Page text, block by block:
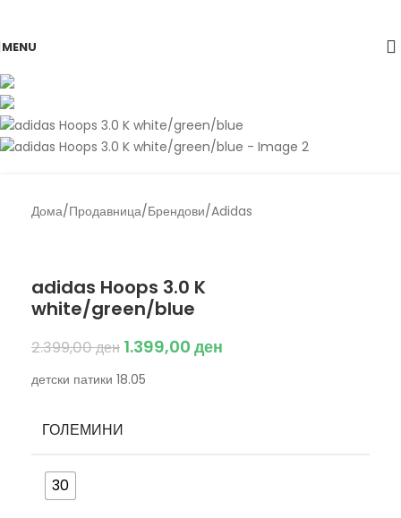
MENU
-42%
Дома/Продавница/Брендови/Adidas
adidas Hoops 3.0 K
white/green/blue
2.399,00ден 1.399,00 ден
детски патики 18.05
ГОЛЕМИНИ
30